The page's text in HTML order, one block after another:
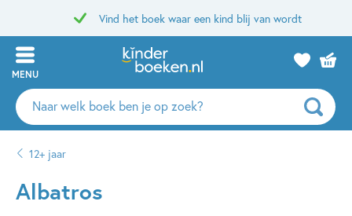
Vind het boek waar een kind blij van wordt
MENU
Zoeken
naar
auteurs
uitgevers
12+ jaar
Albatros